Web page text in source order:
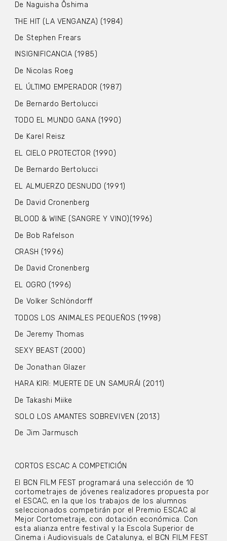
De Naguisha Ôshima
THE HIT (LA VENGANZA) (1984)
De Stephen Frears
INSIGNIFICANCIA (1985)
De Nicolas Roeg
EL ÚLTIMO EMPERADOR (1987)
De Bernardo Bertolucci
TODO EL MUNDO GANA (1990)
De Karel Reisz
EL CIELO PROTECTOR (1990)
De Bernardo Bertolucci
EL ALMUERZO DESNUDO (1991)
De David Cronenberg
BLOOD & WINE (SANGRE Y VINO)(1996)
De Bob Rafelson
CRASH (1996)
De David Cronenberg
EL OGRO (1996)
De Volker Schlöndorff
TODOS LOS ANIMALES PEQUEÑOS (1998)
De Jeremy Thomas
SEXY BEAST (2000)
De Jonathan Glazer
HARA KIRI: MUERTE DE UN SAMURÁI (2011)
De Takashi Miike
SOLO LOS AMANTES SOBREVIVEN (2013)
De Jim Jarmusch
CORTOS ESCAC A COMPETICIÓN
El BCN FILM FEST programará una selección de 10
cortometrajes de jóvenes realizadores propuesta por
el ESCAC, en la que los trabajos de los alumnos
seleccionados competirán por el Premio ESCAC al
Mejor Cortometraje, con dotación económica. Con
esta alianza entre festival y la Escola Superior de
Cinema i Audiovisuals de Catalunya, el BCN FILM FEST